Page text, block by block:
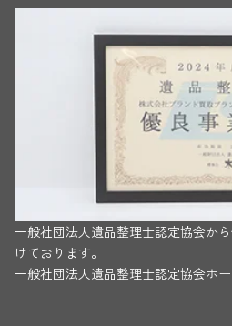
一般社団法人遺品整理士認定協会か
けております。
一般社団法人遺品整理士認定協会ホ